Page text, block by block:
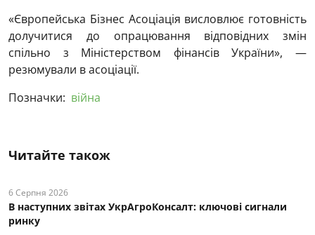
«Європейська Бізнес Асоціація висловлює готовність
долучитися до опрацювання відповідних змін
спільно з Міністерством фінансів України», —
резюмували в асоціації.
Позначки: війна
Читайте також
6 Серпня 2026
В наступних звітах УкрАгроКонсалт: ключові cигнали
ринку